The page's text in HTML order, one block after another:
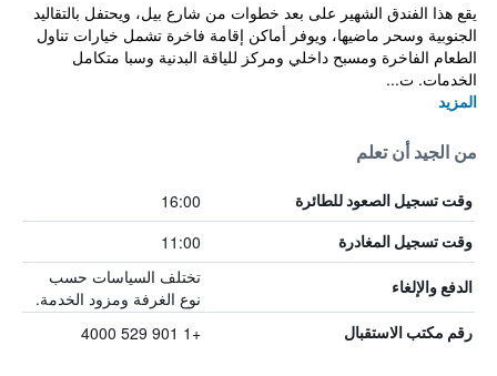
يقع هذا الفندق الشهير على بعد خطوات من شارع بيل، ويحتفل بالتقاليد
الجنوبية وسحر ماضيها، ويوفر أماكن إقامة فاخرة تشمل خيارات تناول
الطعام الفاخرة ومسبح داخلي ومركز للياقة البدنية وسبا متكامل
الخدمات. ت...
المزيد
من الجيد أن تعلم
وقت تسجيل الصعود للطائرة 16:00
وقت تسجيل المغادرة 11:00
الدفع والإلغاء
تختلف السياسات حسب
نوع الغرفة ومزود الخدمة.
رقم مكتب الاستقبال +1 901 529 4000